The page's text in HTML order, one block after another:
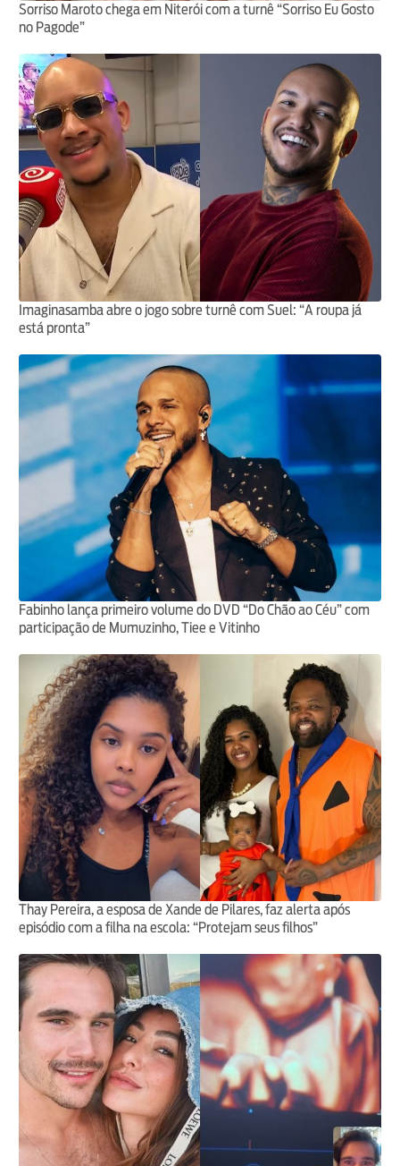
Sorriso Maroto chega em Niterói com a turnê “Sorriso Eu Gosto
no Pagode”
Imaginasamba abre o jogo sobre turnê com Suel: “A roupa já
está pronta”
Fabinho lança primeiro volume do DVD “Do Chão ao Céu” com
participação de Mumuzinho, Tiee e Vitinho
Thay Pereira, a esposa de Xande de Pilares, faz alerta após
episódio com a filha na escola: “Protejam seus filhos”